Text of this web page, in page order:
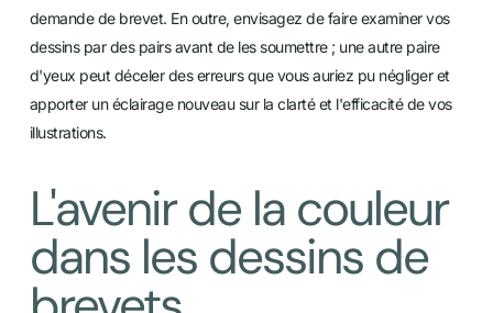
demande de brevet. En outre, envisagez de faire examiner vos
dessins par des pairs avant de les soumettre ; une autre paire
d'yeux peut déceler des erreurs que vous auriez pu négliger et
apporter un éclairage nouveau sur la clarté et l'efficacité de vos
illustrations.
L'avenir de la couleur
dans les dessins de